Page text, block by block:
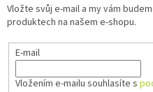
Vložte svůj e-mail a my vám
produktech na našem e-shopu.
E-mail
Vložením e-mailu souhlasíte s